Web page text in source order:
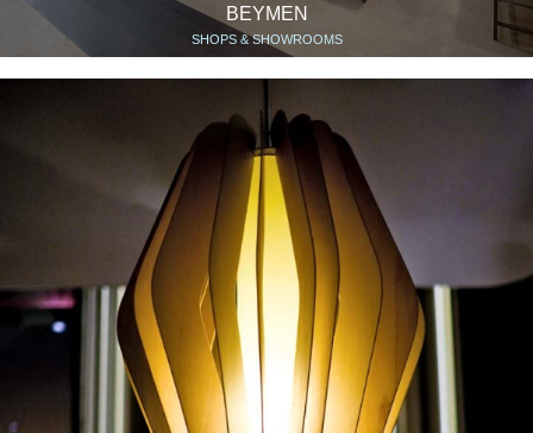
BEYMEN
SHOPS & SHOWROOMS